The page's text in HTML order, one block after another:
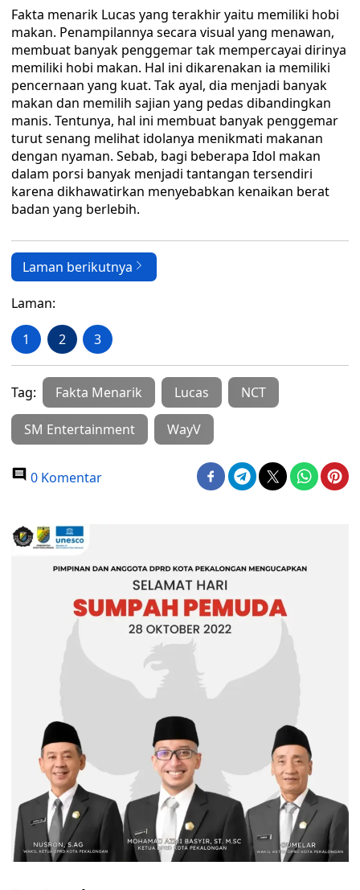
Fakta menarik Lucas yang terakhir yaitu memiliki hobi
makan. Penampilannya secara visual yang menawan,
membuat banyak penggemar tak mempercayai dirinya
memiliki hobi makan. Hal ini dikarenakan ia memiliki
pencernaan yang kuat. Tak ayal, dia menjadi banyak
makan dan memilih sajian yang pedas dibandingkan
manis. Tentunya, hal ini membuat banyak penggemar
turut senang melihat idolanya menikmati makanan
dengan nyaman. Sebab, bagi beberapa Idol makan
dalam porsi banyak menjadi tantangan tersendiri
karena dikhawatirkan menyebabkan kenaikan berat
badan yang berlebih.
Laman berikutnya
Laman:
1 2 3
Tag: Fakta Menarik Lucas NCT
SM Entertainment WayV
0 Komentar